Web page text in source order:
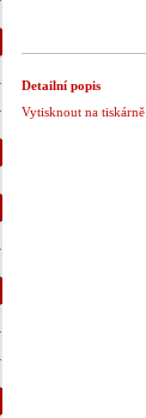
Detailní popis
Vytisknout na tiskárně